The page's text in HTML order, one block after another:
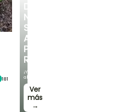
DESCUBRE
NUESTRA
SELECCIÓN
A
PRECIOS
REDUCIDOS
¡Y
ahorra!
Ver
más
→
181